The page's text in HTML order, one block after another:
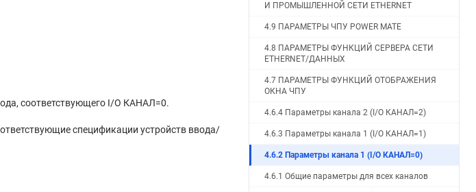
соответствующего I/O КАНАЛ=0.
спецификации устройств ввода/
И ПРОМЫШЛЕННОЙ СЕТИ ETHERNET
4.9 ПАРАМЕТРЫ ЧПУ POWER MATE
4.8 ПАРАМЕТРЫ ФУНКЦИЙ СЕРВЕРА СЕТИ
ETHERNET/ДАННЫХ
4.7 ПАРАМЕТРЫ ФУНКЦИЙ ОТОБРАЖЕНИЯ
ОКНА ЧПУ
4.6.4 Параметры канала 2 (I/O КАНАЛ=2)
4.6.3 Параметры канала 1 (I/O КАНАЛ=1)
4.6.2 Параметры канала 1 (I/O КАНАЛ=0)
4.6.1 Общие параметры для всех каналов